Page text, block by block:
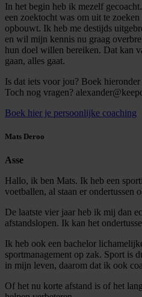
In het begin heb ik mezelf
een zoektocht was om uit te zoeken
opbouwt. Ik heb me destijds
en wil mijn kennis nu graag
hun doel willen bereiken. Dat kan
gaan, alles gaat.
Is dat iets voor jou? Boek
Toch nog vragen?
Boek hier je persoonlijke coaching
Mats Deroo
Asse
Hallo, ik ben Mats. Ik heb een
voetballen, al staan er ondertussen
De laatste vier jaar heb ik mij dan
afstandslopen. Ik kan het
Ik heb ook een bachelor
sportmanagement op zak. Sport is
in mijn leven, daarom dat ik ook
Of het nu korte afstand is of het